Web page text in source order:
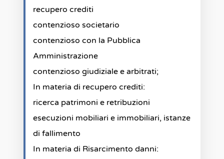
recupero crediti
contenzioso societario
contenzioso con la Pubblica
Amministrazione
contenzioso giudiziale e arbitrati;
In materia di recupero crediti:
ricerca patrimoni e retribuzioni
esecuzioni mobiliari e immobiliari, istanze
di fallimento
In materia di Risarcimento danni: